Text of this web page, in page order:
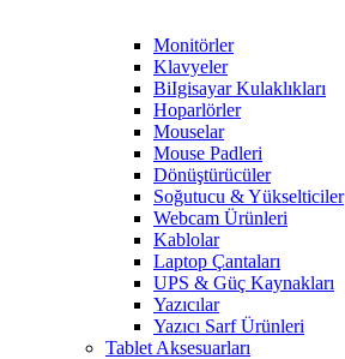
Monitörler
Klavyeler
BiIgisayar Kulaklıkları
Hoparlörler
Mouselar
Mouse Padleri
Dönüştürücüler
Soğutucu & Yükselticiler
Webcam Ürünleri
Kablolar
Laptop Çantaları
UPS & Güç Kaynakları
Yazıcılar
Yazıcı Sarf Ürünleri
Tablet Aksesuarları